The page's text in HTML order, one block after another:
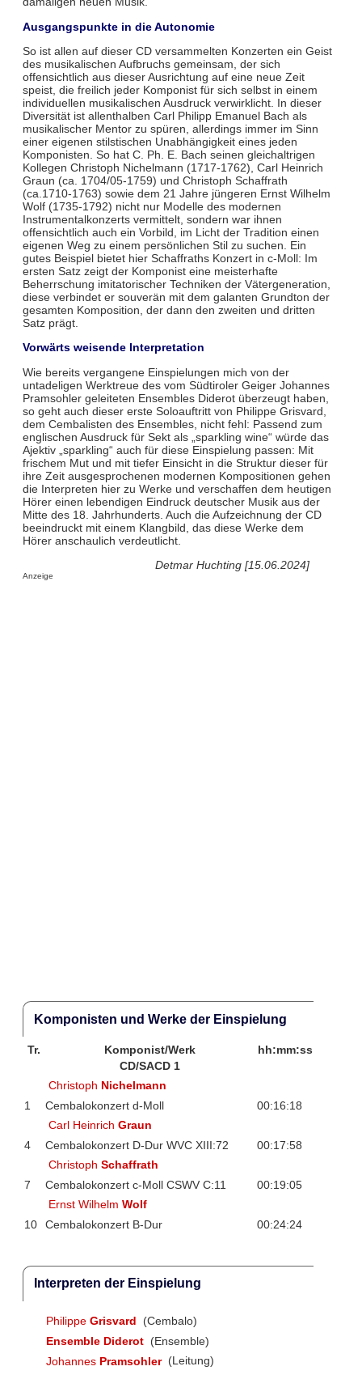
Ausgangspunkte in die Autonomie
So ist allen auf dieser CD versammelten Konzerten ein Geist
des musikalischen Aufbruchs gemeinsam, der sich
offensichtlich aus dieser Ausrichtung auf eine neue Zeit
speist, die freilich jeder Komponist für sich selbst in einem
individuellen musikalischen Ausdruck verwirklicht. In dieser
Diversität ist allenthalben Carl Philipp Emanuel Bach als
musikalischer Mentor zu spüren, allerdings immer im Sinn
einer eigenen stilstischen Unabhängigkeit eines jeden
Komponisten. So hat C. Ph. E. Bach seinen gleichaltrigen
Kollegen Christoph Nichelmann (1717-1762), Carl Heinrich
Graun (ca. 1704/05-1759) und Christoph Schaffrath
(ca.1710-1763) sowie dem 21 Jahre jüngeren Ernst Wilhelm
Wolf (1735-1792) nicht nur Modelle des modernen
Instrumentalkonzerts vermittelt, sondern war ihnen
offensichtlich auch ein Vorbild, im Licht der Tradition einen
eigenen Weg zu einem persönlichen Stil zu suchen. Ein
gutes Beispiel bietet hier Schaffraths Konzert in c-Moll: Im
ersten Satz zeigt der Komponist eine meisterhafte
Beherrschung imitatorischer Techniken der Vätergeneration,
diese verbindet er souverän mit dem galanten Grundton der
gesamten Komposition, der dann den zweiten und dritten
Satz prägt.
Vorwärts weisende Interpretation
Wie bereits vergangene Einspielungen mich von der
untadeligen Werktreue des vom Südtiroler Geiger Johannes
Pramsohler geleiteten Ensembles Diderot überzeugt haben,
so geht auch dieser erste Soloauftritt von Philippe Grisvard,
dem Cembalisten des Ensembles, nicht fehl: Passend zum
englischen Ausdruck für Sekt als „sparkling wine“ würde das
Ajektiv „sparkling“ auch für diese Einspielung passen: Mit
frischem Mut und mit tiefer Einsicht in die Struktur dieser für
ihre Zeit ausgesprochenen modernen Kompositionen gehen
die Interpreten hier zu Werke und verschaffen dem heutigen
Hörer einen lebendigen Eindruck deutscher Musik aus der
Mitte des 18. Jahrhunderts. Auch die Aufzeichnung der CD
beeindruckt mit einem Klangbild, das diese Werke dem
Hörer anschaulich verdeutlicht.
Detmar Huchting [15.06.2024]
Anzeige
Komponisten und Werke der Einspielung
Tr. Komponist/Werk
hh:mm:ss
CD/SACD 1
Christoph Nichelmann
1
Cembalokonzert d-Moll
00:16:18
Carl HeinrichGraun
4
Cembalokonzert D-Dur WVC XIII:72
00:17:58
ChristophSchaffrath
7
Cembalokonzert c-Moll CSWV C:11
00:19:05
Ernst WilhelmWolf
10
Cembalokonzert B-Dur 00:24:24
Interpreten der Einspielung
Philippe Grisvard
(Cembalo)
Ensemble Diderot (Ensemble)
Johannes Pramsohler (Leitung)